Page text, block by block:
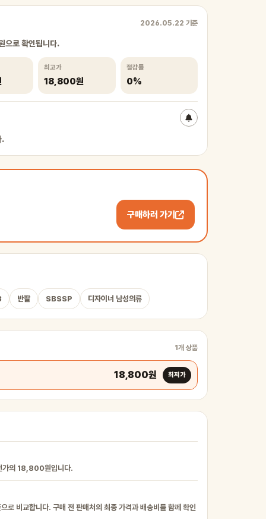
2026.05.22 기준
으로 확인됩니다.
최고가
18,800원
절감률
0%
.
구매하러 가기
반팔 SBSSP 디자이너 남성의류
1개 상품
18,800원 최저가
가의 18,800원입니다.
비교합니다. 구매 전 판매처의 최종 가격과 배송비를 함께 확인